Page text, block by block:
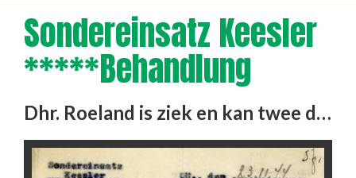
Sondereinsatz Keesler
*****behandlung
Dhr. Roeland is ziek en kan twee dagen niet werken.